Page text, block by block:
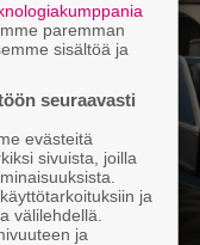
paremman
sisältöä ja
seuraavasti
evästeitä
sivuista, joilla
ja
välilehdellä.
ja